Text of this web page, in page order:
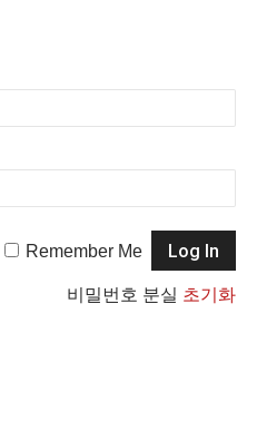
Remember Me
비밀번호 분실 초기화